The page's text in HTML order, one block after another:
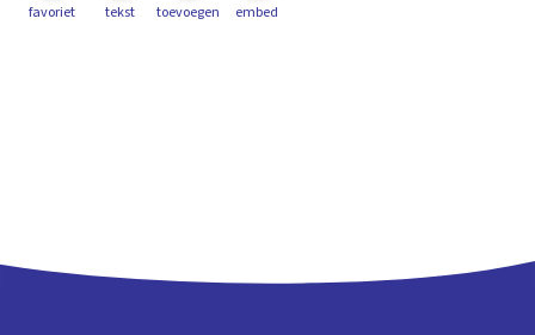
favoriet tekst toevoegen embed